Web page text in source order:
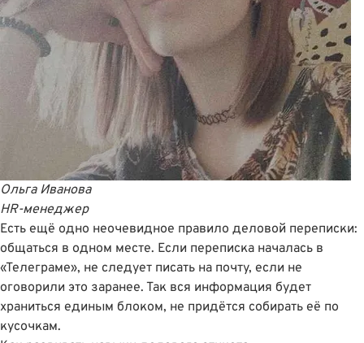
Ольга Иванова
HR-менеджер
Есть ещё одно неочевидное правило деловой переписки:
общаться в одном месте. Если переписка началась в
«Телеграме», не следует писать на почту, если не
оговорили это заранее. Так вся информация будет
храниться единым блоком, не придётся собирать её по
кусочкам.